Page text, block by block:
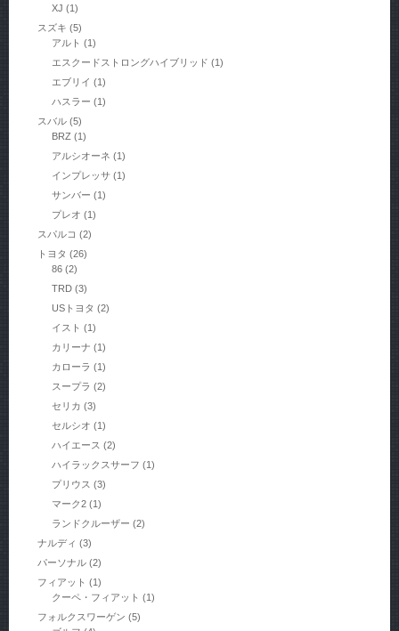
XJ (1)
スズキ (5)
アルト (1)
エスクードストロングハイブリッド (1)
エブリイ (1)
ハスラー (1)
スバル(5)
BRZ (1)
アルシオーネ (1)
インプレッサ (1)
サンバー (1)
プレオ (1)
スパルコ (2)
トヨタ (26)
86 (2)
TRD (3)
USトヨタ (2)
イスト (1)
カリーナ (1)
カローラ (1)
スープラ (2)
セリカ (3)
セルシオ (1)
ハイエース (2)
ハイラックスサーフ (1)
プリウス (3)
マーク2 (1)
ランドクルーザー (2)
ナルディ (3)
パーソナル(2)
フィアット (1)
クーペ・フィアット (1)
フォルクスワーゲン (5)